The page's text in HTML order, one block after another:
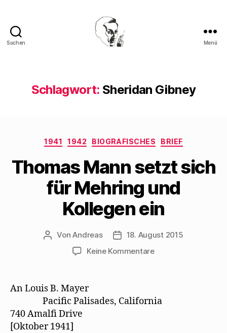
Suchen Menü
Schlagwort: Sheridan Gibney
Kategorien
1941 1942 BIOGRAFISCHES BRIEF
Thomas Mann setzt sich
für Mehring und
Kollegen ein
Beitragsautor
VonAndreas Beitragsdatum
18. August 2015
Keine Kommentarezu
sich
für
An Louis B. Mayer
Pacific Palisades, California
740 Amalﬁ Drive
[Oktober 1941]